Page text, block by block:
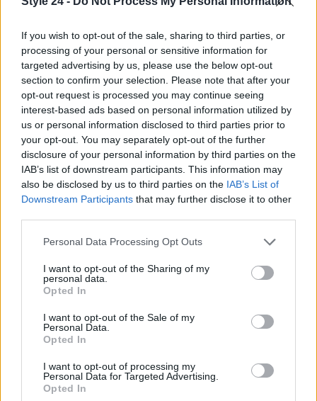
If you wish to opt-out of the sale, sharing to third parties, or
processing of your personal or sensitive information for
targeted advertising by us, please use the below opt-out
section to confirm your selection. Please note that after your
opt-out request is processed you may continue seeing
interest-based ads based on personal information utilized by
us or personal information disclosed to third parties prior to
your opt-out. You may separately opt-out of the further
disclosure of your personal information by third parties on the
IAB’s list of downstream participants. This information may
also be disclosed by us to third parties on the IAB’s List of
Downstream Participants that may further disclose it to other
Please note that this website/app uses one or more Google
not limited to your visit or usage behaviour. You may click to
grant or deny consent to Google and its third-party tags to
use your data for below specified purposes in below Google
consent section.
Personal Data Processing Opt Outs
I want to opt-out of the Sharing of my
personal data.
Opted In
I want to opt-out of the Sale of my
Personal Data.
Opted In
I want to opt-out of processing my
Personal Data for Targeted Advertising.
Opted In
Francesca Lombardi · 8 Apr 2026
LIFESTYLE
Come indossare i pois in primavera: guide
pratiche dalle it girl
Se cerchi idee per aggiornare il guardaroba primaverile, ecco
sei abbinamenti e trucchi delle it girl per sfruttare i pois in
modo…
Francesca Lombardi · 8 Apr 2026
LIFESTYLE